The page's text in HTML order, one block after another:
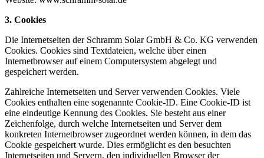
3. Cookies
Die Internetseiten der Schramm Solar GmbH & Co. KG verwenden
Cookies. Cookies sind Textdateien, welche über einen
Internetbrowser auf einem Computersystem abgelegt und
gespeichert werden.
Zahlreiche Internetseiten und Server verwenden Cookies. Viele
Cookies enthalten eine sogenannte Cookie-ID. Eine Cookie-ID ist
eine eindeutige Kennung des Cookies. Sie besteht aus einer
Zeichenfolge, durch welche Internetseiten und Server dem
konkreten Internetbrowser zugeordnet werden können, in dem das
Cookie gespeichert wurde. Dies ermöglicht es den besuchten
Internetseiten und Servern, den individuellen Browser der